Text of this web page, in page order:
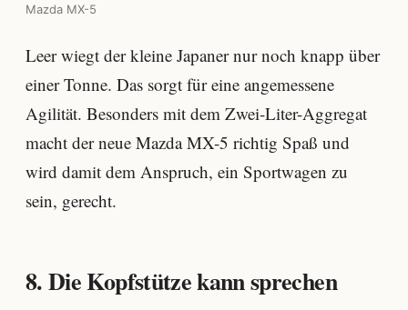
Mazda MX-5
Leer wiegt der kleine Japaner nur noch knapp über
einer Tonne. Das sorgt für eine angemessene
Agilität. Besonders mit dem Zwei-Liter-Aggregat
macht der neue Mazda MX-5 richtig Spaß und
wird damit dem Anspruch, ein Sportwagen zu
sein, gerecht.
8. Die Kopfstütze kann sprechen